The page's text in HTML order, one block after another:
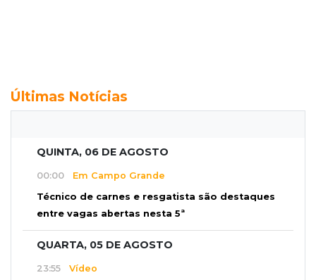
Últimas Notícias
QUINTA, 06 DE AGOSTO
00:00 Em Campo Grande
Técnico de carnes e resgatista são destaques
entre vagas abertas nesta 5ª
QUARTA, 05 DE AGOSTO
23:55 Vídeo